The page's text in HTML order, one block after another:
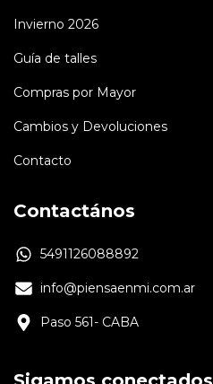
Invierno 2026
Guía de talles
Compras por Mayor
Cambios y Devoluciones
Contacto
Contactános
5491126088892
info@piensaenmi.com.ar
Paso 561- CABA